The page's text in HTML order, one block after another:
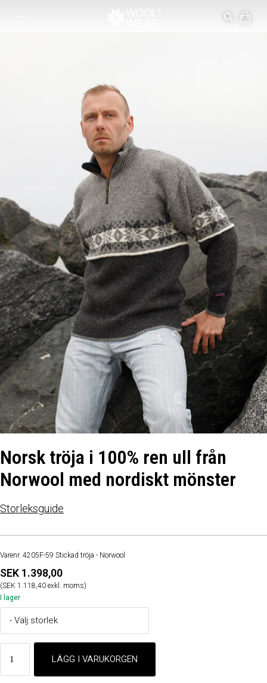
Norsk tröja i 100% ren ull från
Norwool med nordiskt mönster
Storleksguide
Varenr. 4205F-59 Stickad tröja - Norwool
SEK 1.398,00
(SEK 1.118,40 exkl. moms)
I lager